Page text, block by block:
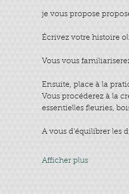
je vous propose
Écrivez votre histoire
Vous vous
Ensuite, place à la
Vous procéderez à la
essentielles fleuries,
A vous d'équilibrer les
Afficher plus